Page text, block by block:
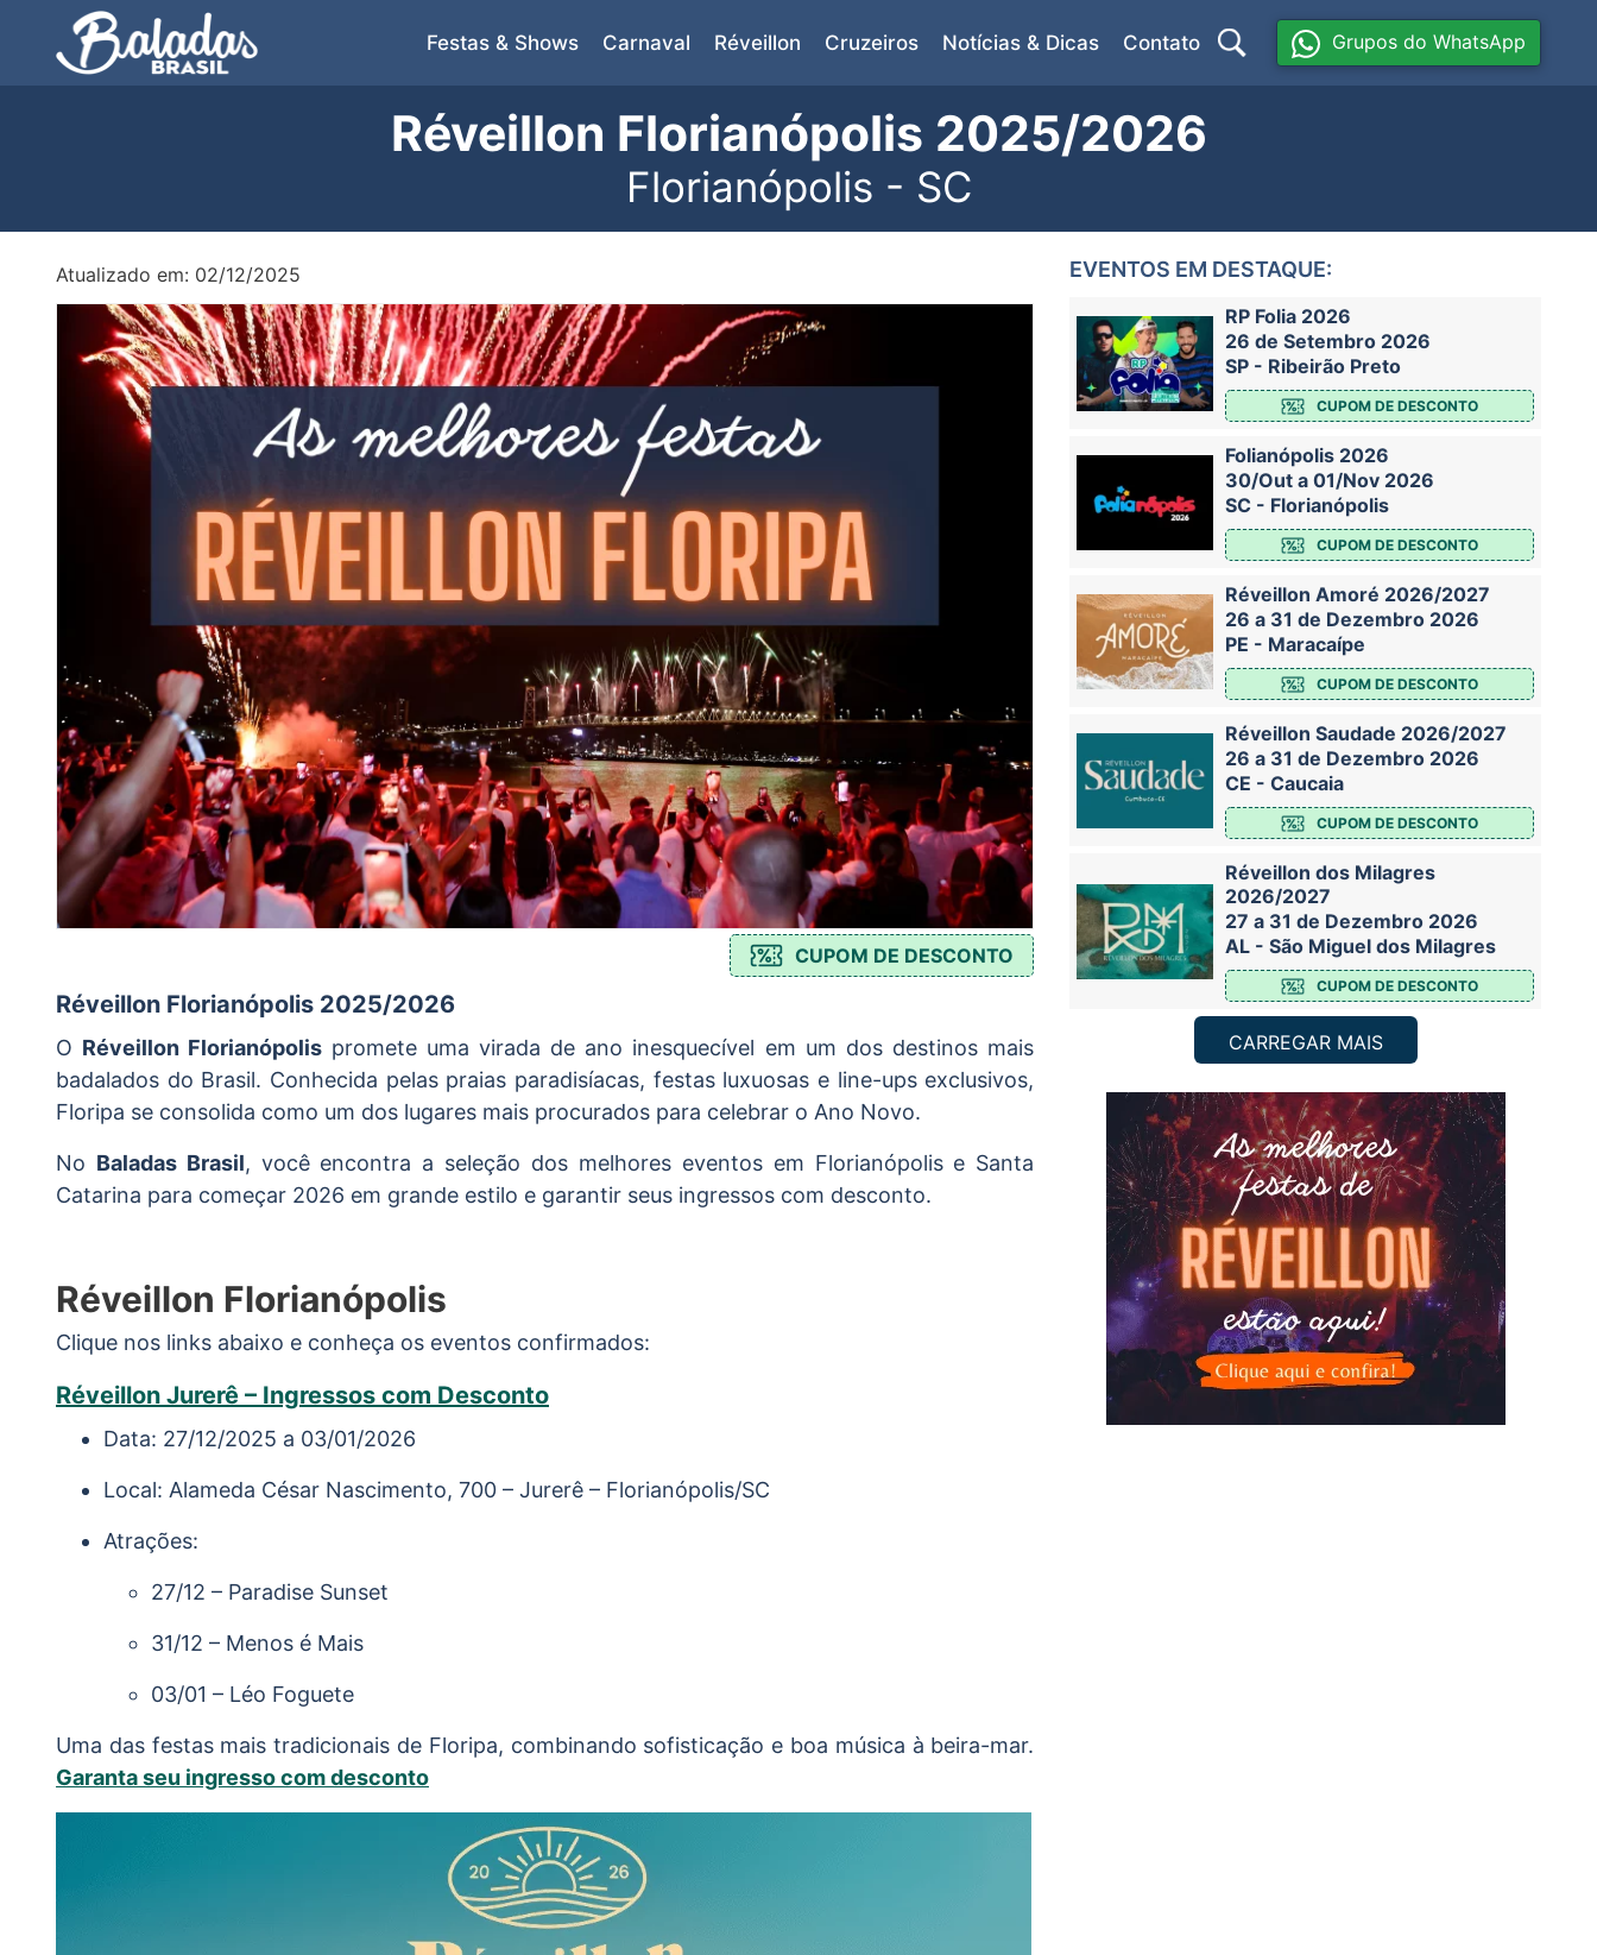
Festas & Shows Carnaval Réveillon Cruzeiros Notícias & Dicas Contato Grupos do WhatsApp
Réveillon Florianópolis 2025/2026
Florianópolis - SC
Atualizado em: 02/12/2025
CUPOM DE DESCONTO
Réveillon Florianópolis 2025/2026
O Réveillon Florianópolis promete uma virada de ano inesquecível em um dos destinos mais
badalados do Brasil. Conhecida pelas praias paradisíacas, festas luxuosas e line-ups exclusivos,
Floripa se consolida como um dos lugares mais procurados para celebrar o Ano Novo.
No Baladas Brasil, você encontra a seleção dos melhores eventos em Florianópolis e Santa
Catarina para começar 2026 em grande estilo e garantir seus ingressos com desconto.
Réveillon Florianópolis
Clique nos links abaixo e conheça os eventos confirmados:
Réveillon Jurerê – Ingressos com Desconto
Data: 27/12/2025 a 03/01/2026
Local: Alameda César Nascimento, 700 – Jurerê – Florianópolis/SC
Atrações:
27/12 – Paradise Sunset
31/12 – Menos é Mais
03/01 – Léo Foguete
Uma das festas mais tradicionais de Floripa, combinando sofisticação e boa música à beira-mar.
Garanta seu ingresso com desconto
EVENTOS EM DESTAQUE:
RP Folia 2026
26 de Setembro 2026
SP - Ribeirão Preto
CUPOM DE DESCONTO
Folianópolis 2026
30/Out a 01/Nov 2026
SC - Florianópolis
CUPOM DE DESCONTO
Réveillon Amoré 2026/2027
26 a 31 de Dezembro 2026
PE - Maracaípe
CUPOM DE DESCONTO
Réveillon Saudade 2026/2027
26 a 31 de Dezembro 2026
CE - Caucaia
CUPOM DE DESCONTO
Réveillon dos Milagres
2026/2027
27 a 31 de Dezembro 2026
AL - São Miguel dos Milagres
CUPOM DE DESCONTO
CARREGAR MAIS